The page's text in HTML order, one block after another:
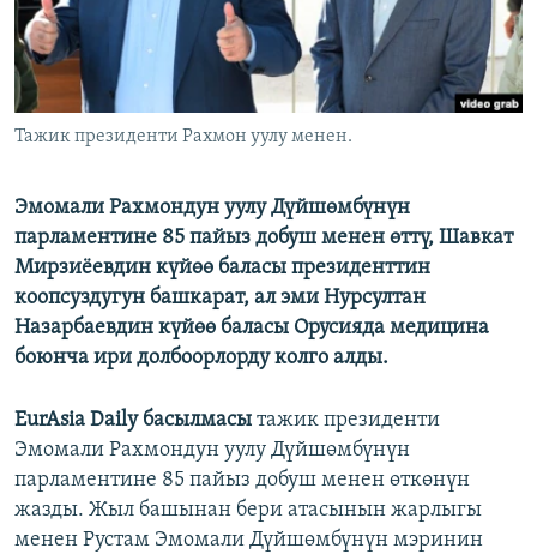
ЭЕ/АРнун бардык сайттары
Тажик президенти Рахмон уулу менен.
Эмомали Рахмондун уулу Дүйшөмбүнүн
парламентине 85 пайыз добуш менен өттү, Шавкат
Мирзиёевдин күйөө баласы президенттин
коопсуздугун башкарат, ал эми Нурсултан
Назарбаевдин күйөө баласы Орусияда медицина
боюнча ири долбоорлорду колго алды.
EurAsia Dailyбасылмасы тажик президенти
Эмомали Рахмондун уулу Дүйшөмбүнүн
парламентине 85 пайыз добуш менен өткөнүн
жазды. Жыл башынан бери атасынын жарлыгы
менен Рустам Эмомали Дүйшөмбүнүн мэринин